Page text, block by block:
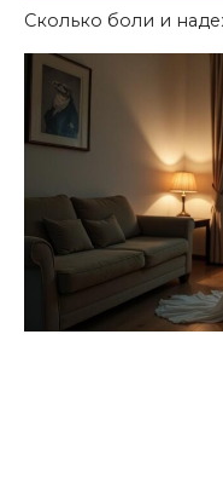
Сколько боли и